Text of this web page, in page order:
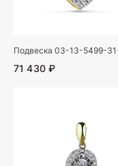
71 430 ₽